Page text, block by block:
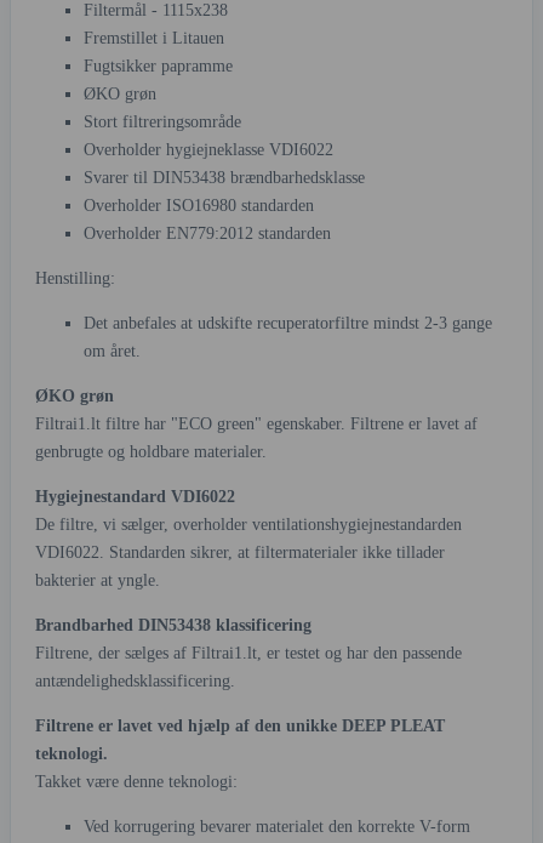
Filtermål - 1115x238
Fremstillet i Litauen
Fugtsikker papramme
ØKO grøn
Stort filtreringsområde
Overholder hygiejneklasse VDI6022
Svarer til DIN53438 brændbarhedsklasse
Overholder ISO16980 standarden
Overholder EN779:2012 standarden
Henstilling:
Det anbefales at udskifte recuperatorfiltre mindst 2-3 gange
om året.
ØKO grøn
Filtrai1.lt filtre har "ECO green" egenskaber. Filtrene er lavet af
genbrugte og holdbare materialer.
Hygiejnestandard VDI6022
De filtre, vi sælger, overholder ventilationshygiejnestandarden
VDI6022. Standarden sikrer, at filtermaterialer ikke tillader
bakterier at yngle.
Brandbarhed DIN53438 klassificering
Filtrene, der sælges af Filtrai1.lt, er testet og har den passende
antændelighedsklassificering.
Filtrene er lavet ved hjælp af den unikke DEEP PLEAT
teknologi.
Takket være denne teknologi:
Ved korrugering bevarer materialet den korrekte V-form